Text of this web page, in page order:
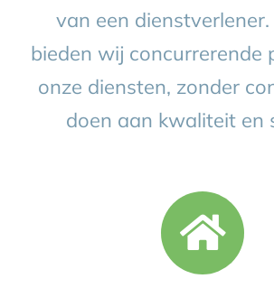
van een
bieden wij concurrerende
onze diensten, zonder
doen aan kwaliteit en